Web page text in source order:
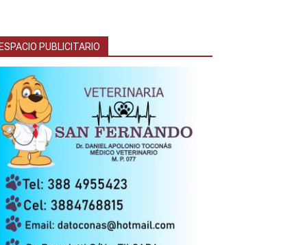
ESPACIO PUBLICITARIO